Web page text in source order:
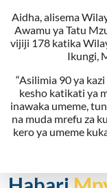
Aidha, alisema
Awamu ya Tatu
vijiji 178 katika
Ikungi,
“Asilimia 90 ya
kesho katikati ya
inawaka umeme,
na muda mrefu za
kero ya umeme